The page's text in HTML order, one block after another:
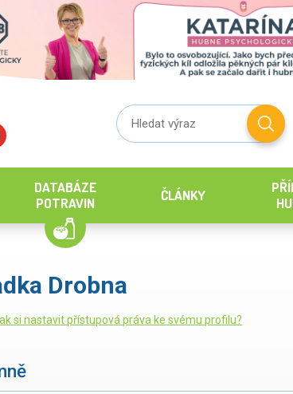
DATABÁZE
POTRAVIN
ČLÁNKY
Drobna
si nastavit přístupová práva ke svému profilu?